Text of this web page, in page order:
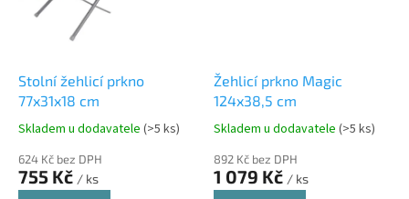
Stolní žehlicí prkno
77x31x18 cm
Skladem u dodavatele (>5 ks)
624 Kč bez DPH
755 Kč / ks
Žehlicí prkno Magic
124x38,5 cm
Skladem u dodavatele (>5 ks)
892 Kč bez DPH
1 079 Kč / ks